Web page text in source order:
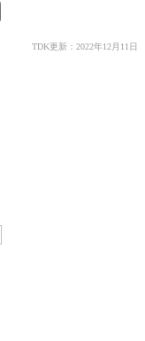
TDK更新：2022年12月11日